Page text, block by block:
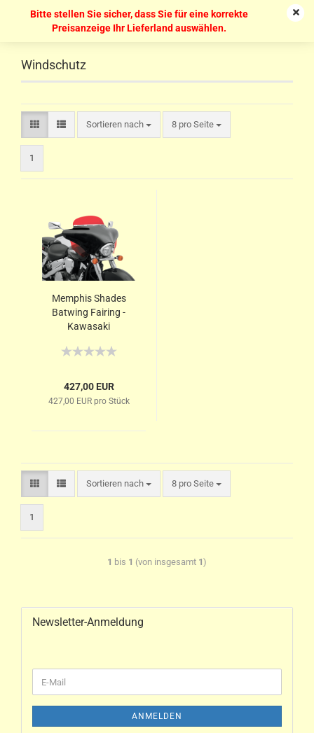
Bitte stellen Sie sicher, dass Sie für eine korrekte
Preisanzeige Ihr Lieferland auswählen.
Windschutz
Sortieren nach 8 pro Seite
1
Memphis Shades
Batwing Fairing -
Kawasaki
427,00 EUR
427,00 EUR pro Stück
Sortieren nach 8 pro Seite
1
1 bis 1 (von insgesamt 1)
Newsletter-Anmeldung
ANMELDEN